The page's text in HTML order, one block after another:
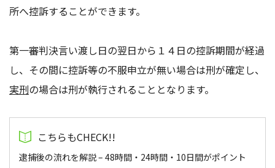
所へ控訴することができます。
第一審判決言い渡し日の翌日から１４日の控訴期間が経過
し、その間に控訴等の不服申立が無い場合は刑が確定し、
実刑の場合は刑が執行されることとなります。
逮捕後の流れを解説 – 48時間・24時間・10日間がポイント